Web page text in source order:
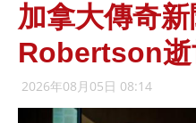
加拿大傳奇
Robertson
2026年08月05日 08:14